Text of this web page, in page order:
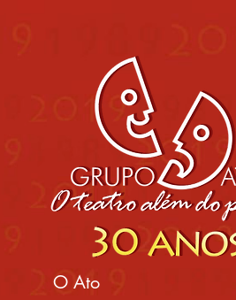
O Ato